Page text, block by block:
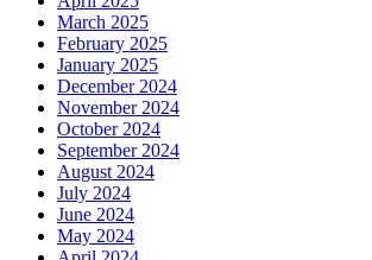
March 2025
February 2025
January 2025
December 2024
November 2024
October 2024
September 2024
August 2024
July 2024
June 2024
May 2024